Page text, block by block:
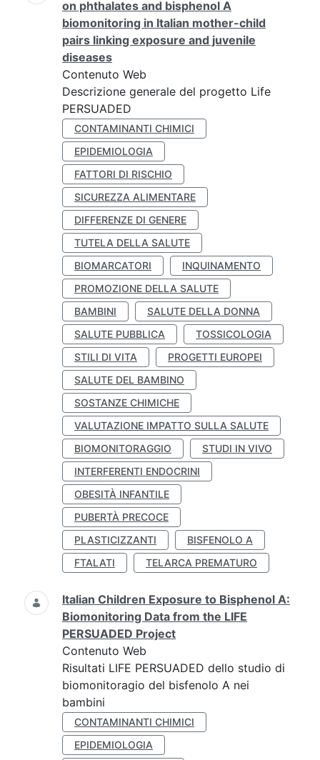
on phthalates and bisphenol A
biomonitoring in Italian mother-child
pairs linking exposure and juvenile
diseases
Contenuto Web
Descrizione generale del progetto Life
PERSUADED
CONTAMINANTI CHIMICI
EPIDEMIOLOGIA
FATTORI DI RISCHIO
SICUREZZA ALIMENTARE
DIFFERENZE DI GENERE
TUTELA DELLA SALUTE
BIOMARCATORI
INQUINAMENTO
PROMOZIONE DELLA SALUTE
BAMBINI
SALUTE DELLA DONNA
SALUTE PUBBLICA
TOSSICOLOGIA
STILI DI VITA
PROGETTI EUROPEI
SALUTE DEL BAMBINO
SOSTANZE CHIMICHE
VALUTAZIONE IMPATTO SULLA SALUTE
BIOMONITORAGGIO
STUDI IN VIVO
INTERFERENTI ENDOCRINI
OBESITÀ INFANTILE
PUBERTÀ PRECOCE
PLASTICIZZANTI
BISFENOLO A
FTALATI
TELARCA PREMATURO
Italian Children Exposure to Bisphenol A:
Biomonitoring Data from the LIFE
PERSUADED Project
Contenuto Web
Risultati LIFE PERSUADED dello studio di
biomonitoragio del bisfenolo A nei
bambini
CONTAMINANTI CHIMICI
EPIDEMIOLOGIA